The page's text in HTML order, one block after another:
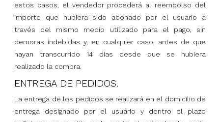
estos casos, el vendedor procederá al reembolso del
importe que hubiera sido abonado por el usuario a
través del mismo medio utilizado para el pago, sin
demoras indebidas y, en cualquier caso, antes de que
hayan transcurrido 14 días desde que se hubiera
realizado la compra.
ENTREGA DE PEDIDOS.
La entrega de los pedidos se realizará en el domicilio de
entrega designado por el usuario y dentro el plazo